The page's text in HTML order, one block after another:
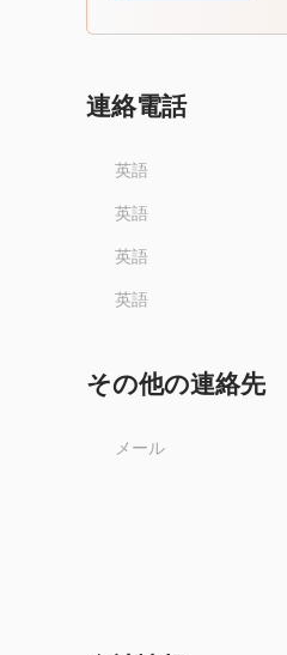
連絡電話
英語
英語
英語
英語
その他の連絡先
メール